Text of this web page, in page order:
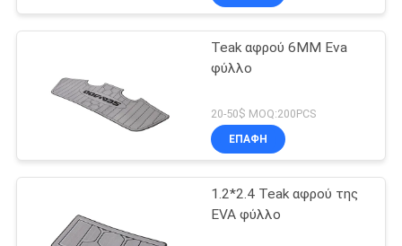
Teak αφρού 6MM Eva
φύλλο
20-50$ MOQ:200PCS
ΕΠΑΦΉ
1.2*2.4 Teak αφρού της
EVA φύλλο